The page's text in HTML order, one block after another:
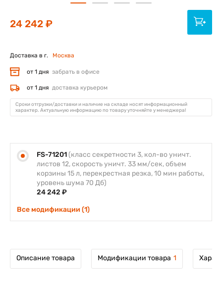
FS-71201 (класс секретности 3, кол-во уничт.
листов 12, скорость уничт. 33 мм/сек, объем
корзины 15 л, перекрестная резка, 10 мин работы,
уровень шума 70 Дб)
24 242 ₽
Все модификации (1)
24 242 ₽
Доставка в г. Москва
от 1 дня забрать в офисе
от 1 дня доставка курьером
Сроки отгрузки/доставки и наличие на складе носят информационный
характер. Актуальную информацию по товару уточняйте у менеджера!
Описание товара Модификации товара 1